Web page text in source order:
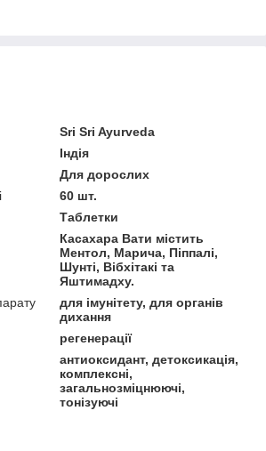
Sri Sri Ayurveda
Індія
Для дорослих
60 шт.
Таблетки
Касахара Вати містить
Ментол, Марича, Піппалі,
Шунті, Вібхітакі та
Яштимадху.
для імунітету, для органів
дихання
регенерації
антиоксидант, детоксикація,
комплексні,
загальнозміцнюючі,
тонізуючі